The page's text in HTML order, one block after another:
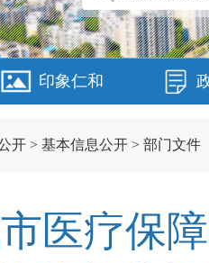
印象仁和
开 > 基本信息公开 > 部门文件
医疗保